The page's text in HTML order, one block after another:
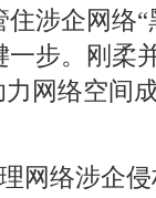
涉企网络
步。刚柔
网络空间
网络涉企